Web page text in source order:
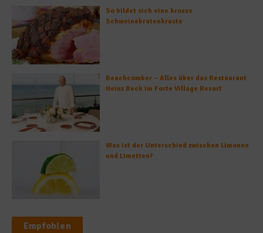
So bildet sich eine krosse
Schweinebratenkruste
Beachcomber – Alles über das Restaurant
Heinz Beck im Forte Village Resort
Was ist der Unterschied zwischen Limonen
und Limetten?
Empfohlen